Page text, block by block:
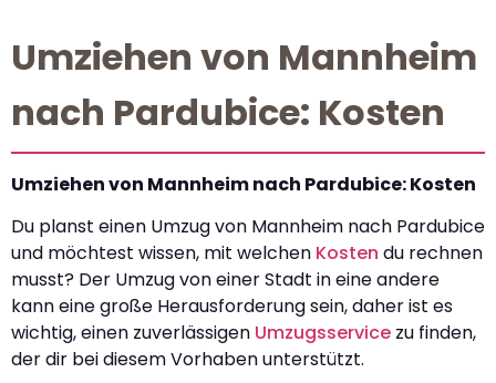
Umziehen von Mannheim
nach Pardubice: Kosten
Umziehen von Mannheim nach Pardubice: Kosten
Du planst einen Umzug von Mannheim nach Pardubice
und möchtest wissen, mit welchen Kosten du rechnen
musst? Der Umzug von einer Stadt in eine andere
kann eine große Herausforderung sein, daher ist es
wichtig, einen zuverlässigen Umzugsservice zu finden,
der dir bei diesem Vorhaben unterstützt.